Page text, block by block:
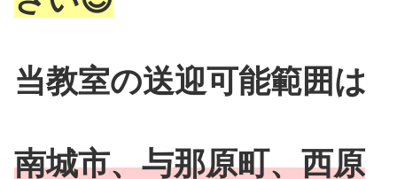
当教室の送迎可能範囲は
南城市、与那原町、西原